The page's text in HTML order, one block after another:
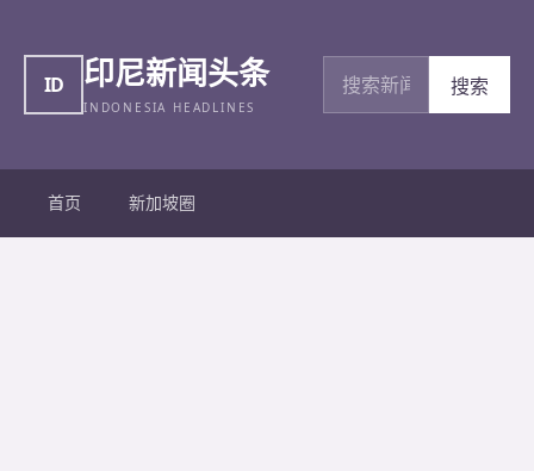
ID 印尼新闻头条
INDONESIA HEADLINES
搜索新闻
搜索
首页 新加坡圈